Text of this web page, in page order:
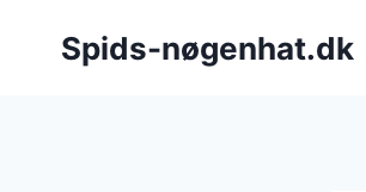
Spids-nøgenhat.dk